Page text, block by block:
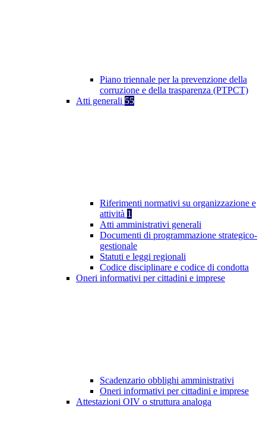
Piano triennale per la prevenzione della
corruzione e della trasparenza (PTPCT)
Atti generali 55
Riferimenti normativi su organizzazione e
attività 1
Atti amministrativi generali
Documenti di programmazione strategico-
gestionale
Statuti e leggi regionali
Codice disciplinare e codice di condotta
Oneri informativi per cittadini e imprese
Scadenzario obblighi amministrativi
Oneri informativi per cittadini e imprese
Attestazioni OIV o struttura analoga